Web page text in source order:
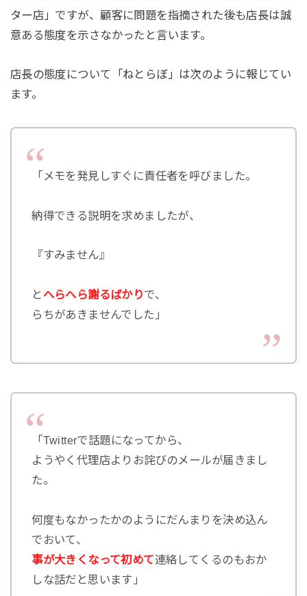
ター店」ですが、顧客に問題を指摘された後も店長は誠
意ある態度を示さなかったと言います。
店長の態度について「ねとらぼ」は次のように報じてい
ます。
「メモを発見しすぐに責任者を呼びました。
納得できる説明を求めましたが、
『すみません』
と へらへら謝るばかりで、
らちがあきませんでした」
「Twitterで話題になってから、
ようやく代理店よりお詫びのメールが届きまし
た。
何度もなかったかのようにだんまりを決め込ん
でおいて、
事が大きくなって初めて連絡してくるのもおか
しな話だと思います」